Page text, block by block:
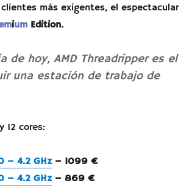
más exigentes, el espectacular
ium Edition.
de hoy, AMD Threadripper es el
una estación de trabajo de
12 cores:
– 4.2 GHz – 1099 €
– 4.2 GHz– 869 €